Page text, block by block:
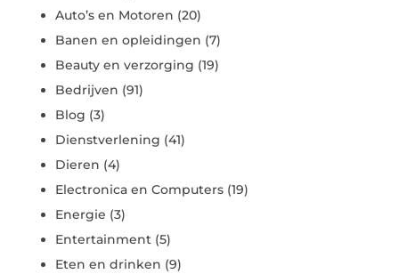
Auto’s en Motoren (20)
Banen en opleidingen (7)
Beauty en verzorging (19)
Bedrijven (91)
Blog (3)
Dienstverlening (41)
Dieren (4)
Electronica en Computers (19)
Energie (3)
Entertainment (5)
Eten en drinken (9)